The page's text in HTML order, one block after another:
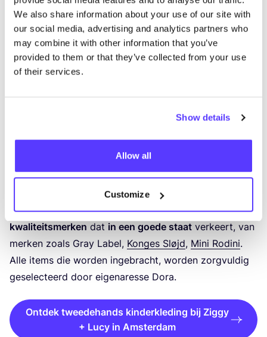
We also share information about your use of our site with
our social media, advertising and analytics partners who
may combine it with other information that you’ve
provided to them or that they’ve collected from your use
of their services.
Show details
Allow all
Customize
PreviousNext
Ont­dek een ruim aan­bod vanprel­oved kle­ding voor
baby’s en kin­de­ren van0–12jaar
kin­der­win­kelZig­gy + Lucyin de Pijp inAmster­dam,
een twee­de leven
ver­ko­pen voor­al kle­ding vantwee­de­hands
kwa­li­teits­mer­ken dat in een goe­de staat ver­keert, van
mer­ken zoals Gray Label, Kon­ges Sløjd, Mini Rodi­ni.
Alle items die wor­den inge­bracht, wor­den zorg­vul­dig
gese­lec­teerd door eige­na­res­se Dora.
Ontdek tweedehands kinderkleding bij Ziggy
+ Lucy in Amsterdam